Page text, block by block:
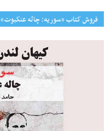
فروش کتاب «سوریه: چاله عنکبوت»